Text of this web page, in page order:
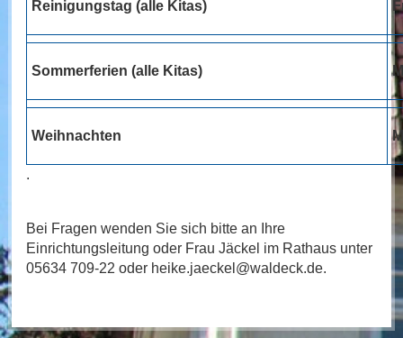
Reinigungstag (alle Kitas)
Sommerferien (alle Kitas)
Weihnachten
.
Bei Fragen wenden Sie sich bitte an Ihre
Einrichtungsleitung oder Frau Jäckel im Rathaus unter
05634 709-22 oder heike.jaeckel@waldeck.de.